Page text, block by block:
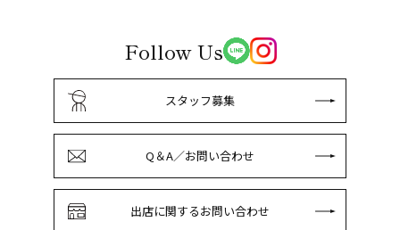
Follow Us
スタッフ募集
Q＆A／お問い合わせ
出店に関するお問い合わせ